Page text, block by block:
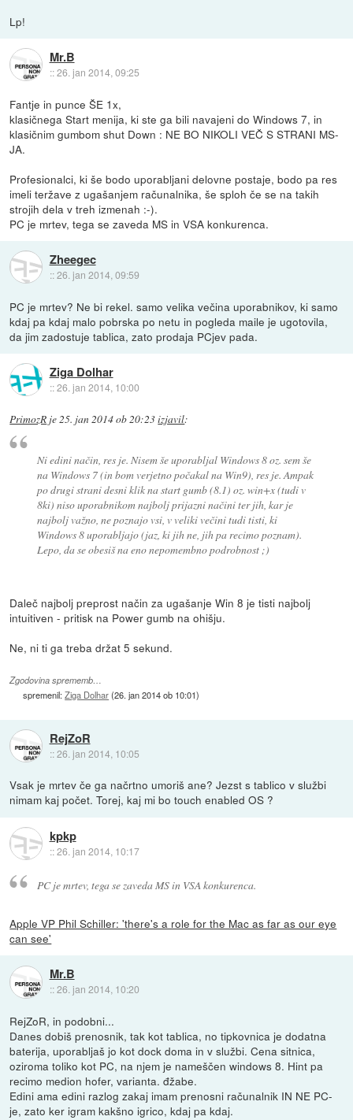
Lp!
Mr.B
::26. jan 2014, 09:25
Fantje in punce ŠE 1x,
klasičnega Start menija, ki ste ga bili navajeni do Windows 7, in
klasičnim gumbom shut Down : NE BO NIKOLI VEČ S STRANI MS-
JA.
Profesionalci, ki še bodo uporabljani delovne postaje, bodo pa res
imeli teržave z ugašanjem računalnika, še sploh če se na takih
strojih dela v treh izmenah :-).
PC je mrtev, tega se zaveda MS in VSA konkurenca.
Zheegec
::26. jan 2014, 09:59
PC je mrtev? Ne bi rekel. samo velika večina uporabnikov, ki samo
kdaj pa kdaj malo pobrska po netu in pogleda maile je ugotovila,
da jim zadostuje tablica, zato prodaja PCjev pada.
Ziga Dolhar
::26. jan 2014, 10:00
PrimozR je25. jan 2014 ob 20:23izjavil:
Ni edini način, res je. Nisem še uporabljal Windows 8 oz. sem še
na Windows 7 (in bom verjetno počakal na Win9), res je. Ampak
po drugi strani desni klik na start gumb (8.1) oz. win+x (tudi v
8ki) niso uporabnikom najbolj prijazni načini ter jih, kar je
najbolj važno, ne poznajo vsi, v veliki večini tudi tisti, ki
Windows 8 uporabljajo (jaz, ki jih ne, jih pa recimo poznam).
Lepo, da se obesiš na eno nepomembno podrobnost ;)
Daleč najbolj preprost način za ugašanje Win 8 je tisti najbolj
intuitiven - pritisk na Power gumb na ohišju.
Ne, ni ti ga treba držat 5 sekund.
Zgodovina sprememb…
spremenil:Ziga Dolhar(26. jan 2014 ob 10:01)
RejZoR
::26. jan 2014, 10:05
Vsak je mrtev če ga načrtno umoriš ane? Jezst s tablico v službi
nimam kaj počet. Torej, kaj mi bo touch enabled OS ?
kpkp
::26. jan 2014, 10:17
PC je mrtev, tega se zaveda MS in VSA konkurenca.
Apple VP Phil Schiller: 'there's a role for the Mac as far as our eye
can see'
Mr.B
::26. jan 2014, 10:20
RejZoR, in podobni...
Danes dobiš prenosnik, tak kot tablica, no tipkovnica je dodatna
baterija, uporabljaš jo kot dock doma in v službi. Cena sitnica,
oziroma toliko kot PC, na njem je nameščen windows 8. Hint pa
recimo medion hofer, varianta. đžabe.
Edini ama edini razlog zakaj imam prenosni računalnik IN NE PC-
je, zato ker igram kakšno igrico, kdaj pa kdaj.